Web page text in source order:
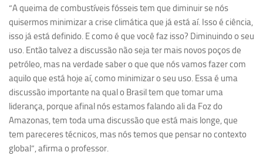
Ciência Por Elas
Pint of Science
USP Analisa
Publicações
Clipping
Documentos
“A queima de combustíveis fósseis tem que diminuir se nós
quisermos minimizar a crise climática que já está aí. Isso é ciência,
isso já está definido. E como é que você faz isso? Diminuindo o seu
uso. Então talvez a discussão não seja ter mais novos poços de
petróleo, mas na verdade saber o que que nós vamos fazer com
aquilo que está hoje aí, como minimizar o seu uso. Essa é uma
discussão importante na qual o Brasil tem que tomar uma
liderança, porque afinal nós estamos falando ali da Foz do
Amazonas, tem toda uma discussão que está mais longe, que
tem pareceres técnicos, mas nós temos que pensar no contexto
global”, afirma o professor.